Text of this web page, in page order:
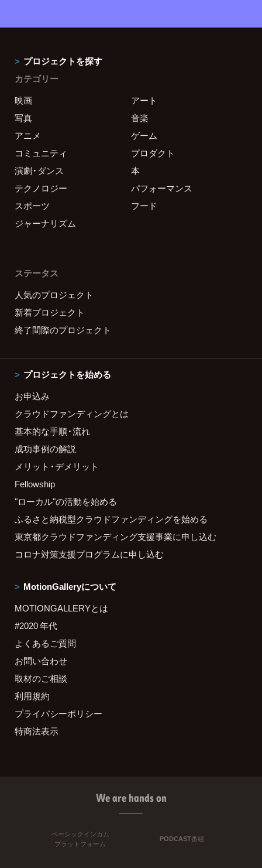
プロジェクトを探す
カテゴリー
映画
アート
写真
音楽
アニメ
ゲーム
コミュニティ
プロダクト
演劇・ダンス
本
テクノロジー
パフォーマンス
スポーツ
フード
ジャーナリズム
ステータス
人気のプロジェクト
新着プロジェクト
終了間際のプロジェクト
プロジェクトを始める
お申込み
クラウドファンディングとは
基本的な手順・流れ
成功事例の解説
メリット・デメリット
Fellowship
"ローカル"の活動を始める
ふるさと納税型クラウドファンディングを始める
東京都クラウドファンディング支援事業に申し込む
コロナ対策支援プログラムに申し込む
MotionGalleryについて
MOTIONGALLERYとは
#2020 年代
よくあるご質問
お問い合わせ
取材のご相談
利用規約
プライバシーポリシー
特商法表示
We are hands on
ベーシックインカム
プラットフォーム
PODCAST番組